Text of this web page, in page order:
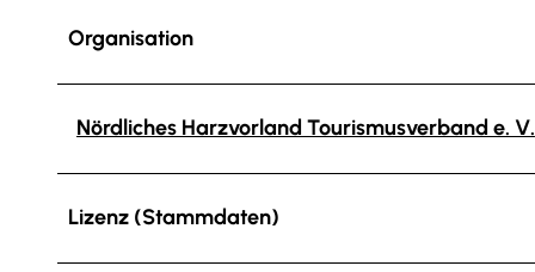
Organisation
Nördliches Harzvorland Tourismusverband e. V.
Lizenz (Stammdaten)